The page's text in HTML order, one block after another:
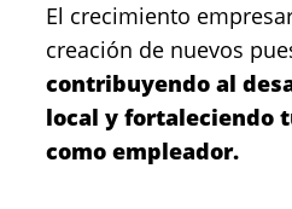
El crecimiento
creación de nuevos
contribuyendo al
local y fortaleciendo
como empleador.